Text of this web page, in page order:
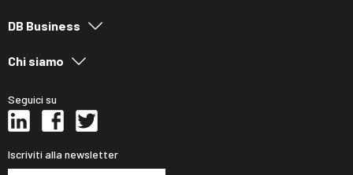
DB Business
Chi siamo
Seguici su
Iscriviti alla newsletter